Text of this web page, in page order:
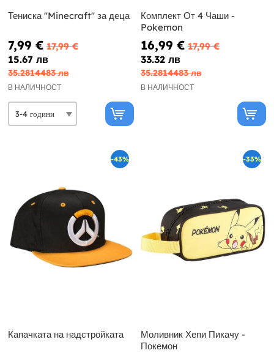
Тениска ''Minecraft'' за деца
7,99 € 17,99 €
15.67 лв
35.2814483 лв
В НАЛИЧНОСТ
Комплект От 4 Чаши -
Pokemon
16,99 € 17,99 €
33.32 лв
35.2814483 лв
В НАЛИЧНОСТ
-43%
Капачката на надстройката
-33%
Моливник Хепи Пикачу -
Покемон